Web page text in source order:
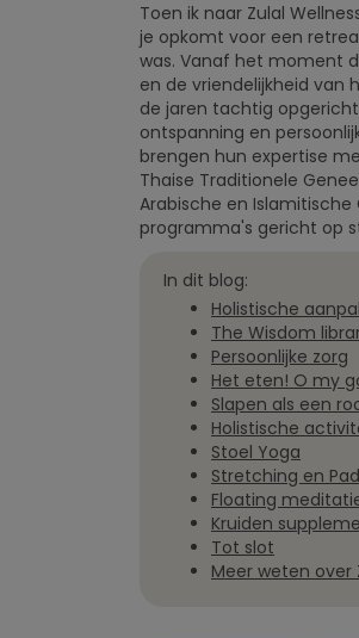
Toen ik naar Zulal
je opkomt voor een
was. Vanaf het moment
en de vriendelijkheid van
de jaren tachtig
ontspanning en
brengen hun expertise
Thaise Traditionele
Arabische en
programma's gericht op
In dit blog:
Holistische
The Wisdom
Persoonlijke zorg
Het eten! O my
Slapen als een
Holistische
Stoel Yoga
Stretching en
Floating
Kruiden
Tot slot
Meer weten over